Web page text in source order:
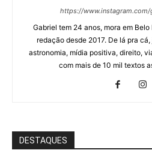
https://
Gabriel tem 24 anos, mora em
redação desde 2017. De lá pra
astronomia, mídia positiva, direito,
com mais de 10 mil textos
DESTAQUES